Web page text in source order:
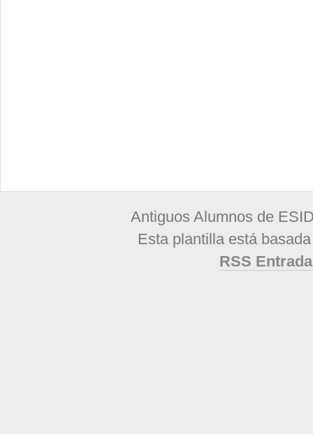
Antiguos Alumnos de
Esta plantilla está
RSS